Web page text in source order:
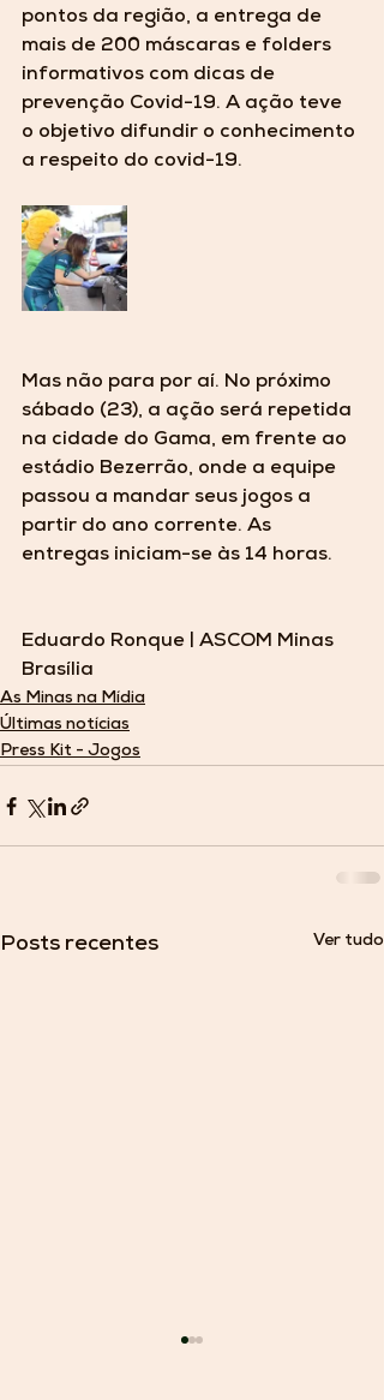
pontos da região, a entrega de
mais de 200 máscaras e folders
informativos com dicas de
prevenção Covid-19. A ação teve
o objetivo difundir o conhecimento
a respeito do covid-19.
Mas não para por aí. No próximo
sábado (23), a ação será repetida
na cidade do Gama, em frente ao
estádio Bezerrão, onde a equipe
passou a mandar seus jogos a
partir do ano corrente. As
entregas iniciam-se às 14 horas.
Eduardo Ronque | ASCOM Minas
Brasília
As Minas na Mídia
Últimas notícias
Press Kit - Jogos
Posts recentes Ver tudo